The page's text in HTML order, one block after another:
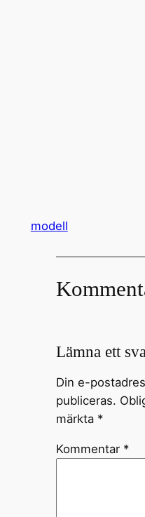
modell
Lämna ett
Din e-
publiceras.
märkta *
Kommentar *